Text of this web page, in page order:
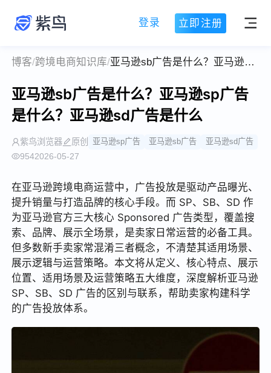
登录 立即注册
博客/跨境电商知识库/ 亚马逊sb广告是什么？亚马逊sp广告是什么？亚马逊sd广告是什么
亚马逊sb广告是什么？亚马逊sp广告
是什么？亚马逊sd广告是什么
紫鸟浏览器 原创 亚马逊sp广告 亚马逊sb广告 亚马逊sd广告
9542026-05-27
在亚马逊跨境电商运营中，广告投放是驱动产品曝光、
提升销量与打造品牌的核心手段。而 SP、SB、SD 作
为亚马逊官方三大核心 Sponsored 广告类型，覆盖搜
索、品牌、展示全场景，是卖家日常运营的必备工具。
但多数新手卖家常混淆三者概念，不清楚其适用场景、
展示逻辑与运营策略。本文将从定义、核心特点、展示
位置、适用场景及运营策略五大维度，深度解析亚马逊
SP、SB、SD 广告的区别与联系，帮助卖家构建科学
的广告投放体系。